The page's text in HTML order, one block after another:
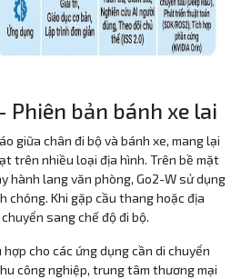
Phiên bản bánh xe lai
giữa chân đi bộ và bánh xe, mang lại
trên nhiều loại địa hình. Trên bề mặt
hành lang văn phòng, Go2-W sử dụng
chóng. Khi gặp cầu thang hoặc địa
sang chế độ đi bộ.
cho các ứng dụng cần di chuyển
công nghiệp, trung tâm thương mại